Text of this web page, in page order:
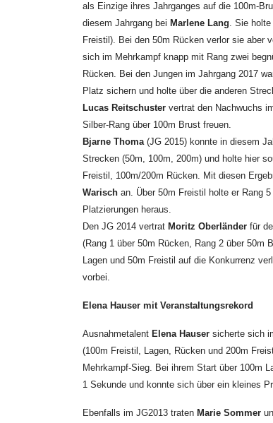
als Einzige ihres Jahrganges auf die 100m-
diesem Jahrgang bei Marlene Lang. Sie
Freistil). Bei den 50m Rücken verlor sie aber
sich im Mehrkampf knapp mit Rang zwei
Rücken. Bei den Jungen im Jahrgang 2017
Platz sichern und holte über die anderen
Lucas Reitschuster vertrat den Nachwuchs
Silber-Rang über 100m Brust freuen.
Bjarne Thoma(JG 2015) konnte in diesem
Strecken (50m, 100m, 200m) und holte hier
Freistil, 100m/200m Rücken. Mit diesen
Warisch an. Über 50m Freistil holte er Rang
Platzierungen heraus.
Den JG 2014 vertrat Moritz Oberländer für
(Rang 1 über 50m Rücken, Rang 2 über 50m
Lagen und 50m Freistil auf die Konkurrenz
vorbei.
Elena Hauser mit Veranstaltungsrekord
Ausnahmetalent Elena Hauser sicherte sich
(100m Freistil, Lagen, Rücken und 200m
Mehrkampf-Sieg. Bei ihrem Start über 100m
1 Sekunde und konnte sich über ein kleines
Ebenfalls im JG2013 traten Marie Sommer